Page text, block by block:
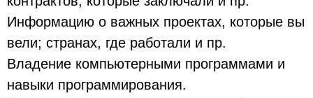
Информацию о важных проектах, которые вы
вели; странах, где работали и пр.
Владение компьютерными программами и
навыки программирования.